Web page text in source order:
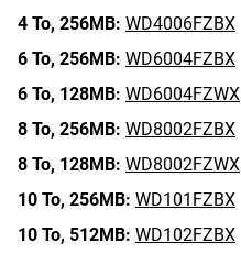
4 To, 256MB: WD4006FZBX
6 To, 256MB: WD6004FZBX
6 To, 128MB: WD6004FZWX
8 To, 256MB: WD8002FZBX
8 To, 128MB: WD8002FZWX
10 To, 256MB: WD101FZBX
10 To, 512MB: WD102FZBX